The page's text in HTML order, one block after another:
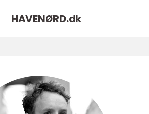
HAVENØRD.dk